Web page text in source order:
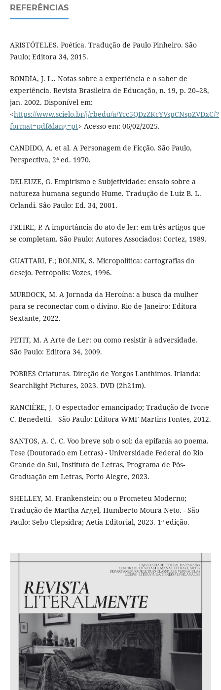
REFERÊNCIAS
ARISTÓTELES. Poética. Tradução de Paulo Pinheiro. São
Paulo; Editora 34, 2015.
BONDÍA, J. L.. Notas sobre a experiência e o saber de
experiência. Revista Brasileira de Educação, n. 19, p. 20–28,
jan. 2002. Disponível em:
<https://www.scielo.br/j/rbedu/a/Ycc5QDzZKcYVspCNspZVDxC/?
format=pdf&lang=pt> Acesso em: 06/02/2025.
CANDIDO, A. et al. A Personagem de Ficção. São Paulo,
Perspectiva, 2ª ed. 1970.
DELEUZE, G. Empirismo e Subjetividade: ensaio sobre a
natureza humana segundo Hume. Tradução de Luiz B. L.
Orlandi. São Paulo: Ed. 34, 2001.
FREIRE, P. A importância do ato de ler: em três artigos que
se completam. São Paulo: Autores Associados: Cortez, 1989.
GUATTARI, F.; ROLNIK, S. Micropolítica: cartografias do
desejo. Petrópolis: Vozes, 1996.
MURDOCK, M. A Jornada da Heroína: a busca da mulher
para se reconectar com o divino. Rio de Janeiro: Editora
Sextante, 2022.
PETIT, M. A Arte de Ler: ou como resistir à adversidade.
São Paulo: Editora 34, 2009.
POBRES Criaturas. Direção de Yorgos Lanthimos. Irlanda:
Searchlight Pictures, 2023. DVD (2h21m).
RANCIÈRE, J. O espectador emancipado; Tradução de Ivone
C. Benedetti. - São Paulo: Editora WMF Martins Fontes, 2012.
SANTOS, A. C. C. Voo breve sob o sol: da epifania ao poema.
Tese (Doutorado em Letras) - Universidade Federal do Rio
Grande do Sul, Instituto de Letras, Programa de Pós-
Graduação em Letras, Porto Alegre, 2023.
SHELLEY, M. Frankenstein: ou o Prometeu Moderno;
Tradução de Martha Argel, Humberto Moura Neto. - São
Paulo: Sebo Clepsidra; Aetia Editorial, 2023. 1ª edição.